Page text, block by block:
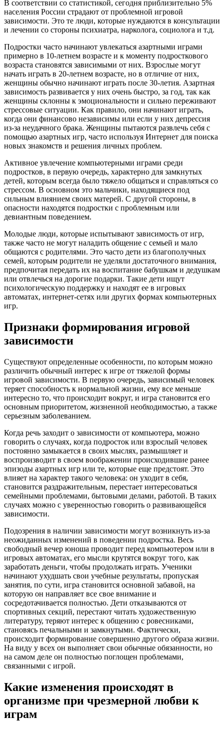
В соответствии со статистикой, сегодня приблизительно 5%
населения России страдают от проблемной игровой
зависимости. Это те люди, которые нуждаются в консультации
и лечении со стороны психиатра, нарколога, социолога и т.д.
Подростки часто начинают увлекаться азартными играми
примерно в 10-летнем возрасте и к моменту подросткового
возраста становятся зависимыми от них. Взрослые могут
начать играть в 20-летнем возрасте, но в отличие от них,
женщины обычно начинают играть после 30-летия. Азартная
зависимость развивается у них очень быстро, за год, так как
женщины склонны к эмоциональности и сильно переживают
стрессовые ситуации. Как правило, они начинают играть,
когда они финансово независимы или если у них депрессия
из-за неудачного брака. Женщины пытаются развлечь себя с
помощью азартных игр, часто используя Интернет для поиска
новых знакомств и решения личных проблем.
Активное увлечение компьютерными играми среди
подростков, в первую очередь, характерно для замкнутых
детей, которым всегда было тяжело общаться и справляться со
стрессом. В основном это мальчики, находящиеся под
сильным влиянием своих матерей. С другой стороны, в
опасности находятся подростки с проблемным или
девиантным поведением.
Молодые люди, которые испытывают зависимость от игр,
также часто не могут наладить общение с семьей и мало
общаются с родителями. Это часто дети из благополучных
семей, которым родители не уделяли достаточного внимания,
предпочитая передать их на воспитание бабушкам и дедушкам
или отвлечься на дорогие подарки. Такие дети ищут
психологическую поддержку и находят ее в игровых
автоматах, интернет-сетях или других формах компьютерных
игр.
Признаки формирования игровой
зависимости
Существуют определенные особенности, по которым можно
различить обычный интерес к игре от тяжелой формы
игровой зависимости. В первую очередь, зависимый человек
теряет способность к нормальной жизни, ему все меньше
интересно то, что происходит вокруг, и игра становится его
основным приоритетом, жизненной необходимостью, а также
серьезным заболеванием.
Когда речь заходит о зависимости от компьютера, можно
говорить о случаях, когда подросток или взрослый человек
постоянно замыкается в своих мыслях, размышляет и
воспроизводит в своем воображении происходившие ранее
эпизоды азартных игр или те, которые еще предстоят. Это
влияет на характер такого человека: он уходит в себя,
становится раздражительным, перестает интересоваться
семейными проблемами, бытовыми делами, работой. В таких
случаях можно с уверенностью говорить о развивающейся
зависимости.
Подозрения в наличии зависимости могут возникнуть из-за
неожиданных изменений в поведении подростка. Весь
свободный вечер юноша проводит перед компьютером или в
игровых автоматах, его мысли крутятся вокруг того, как
заработать деньги, чтобы продолжать играть. Ученики
начинают ухудшать свои учебные результаты, пропуская
занятия, по сути, игра становится основной забавой, на
которую он направляет все свое внимание и
сосредотачивается полностью. Дети отказываются от
спортивных секций, перестают читать художественную
литературу, теряют интерес к общению с ровесниками,
становясь печальными и замкнутыми. Фактически,
происходит формирование совершенно другого образа жизни.
На виду у всех он выполняет свои обычные обязанности, но
на самом деле он полностью поглощен проблемами,
связанными с игрой.
Какие изменения происходят в
организме при чрезмерной любви к
играм